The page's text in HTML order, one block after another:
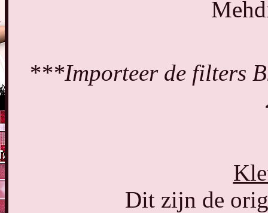
***Importeer de filters
Dit zijn de